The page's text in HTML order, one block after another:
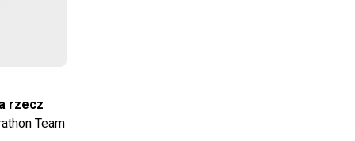
rzecz
Team